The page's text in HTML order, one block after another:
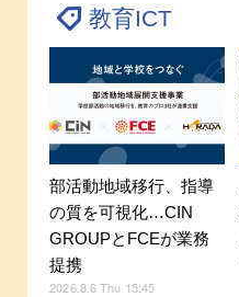
教育ICT
部活動地域移行、指導
の質を可視化…CIN
GROUPとFCEが業務
提携
2026.8.6 Thu 15:45